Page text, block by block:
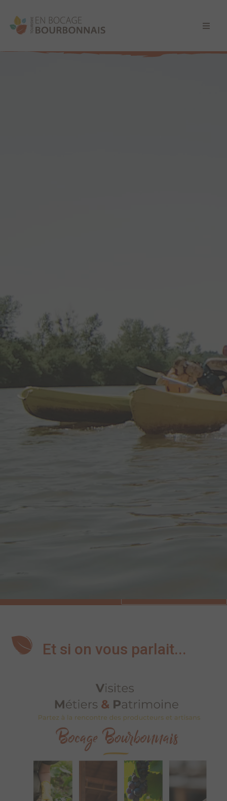
Et si on vous parlait...